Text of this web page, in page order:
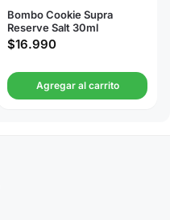
Bombo Cookie Supra
Reserve Salt 30ml
$16.990
Agregar al carrito